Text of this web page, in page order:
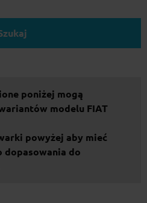
poniżej mogą
modelu FIAT
powyżej aby mieć
dopasowania do